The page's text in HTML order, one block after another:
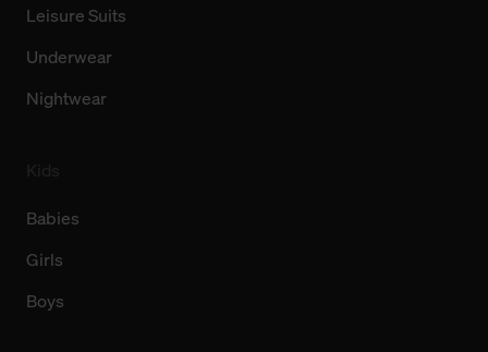
Leisure Suits
Underwear
Nightwear
Babies
Girls
Boys